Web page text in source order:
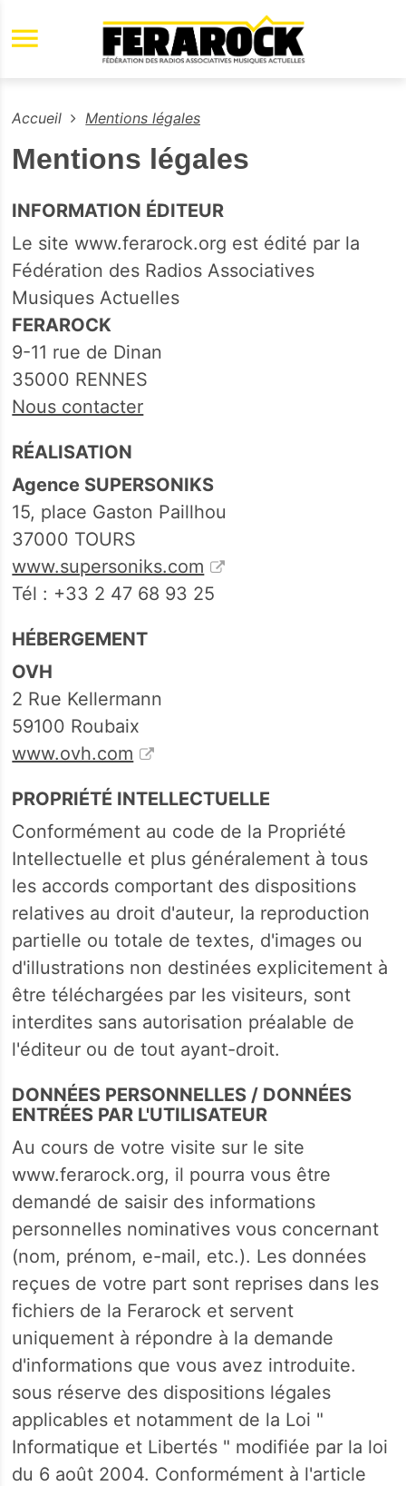
Aller au contenu principal
Accueil Mentions légales
Mentions légales
INFORMATION ÉDITEUR
Le site www.ferarock.org est édité par la
Fédération des Radios Associatives
Musiques Actuelles
FERAROCK
9-11 rue de Dinan
35000 RENNES
Nous contacter
RÉALISATION
Agence SUPERSONIKS
15, place Gaston Paillhou
37000 TOURS
www.supersoniks.com
Tél : +33 2 47 68 93 25
HÉBERGEMENT
OVH
2 Rue Kellermann
59100 Roubaix
www.ovh.com
PROPRIÉTÉ INTELLECTUELLE
Conformément au code de la Propriété
Intellectuelle et plus généralement à tous
les accords comportant des dispositions
relatives au droit d'auteur, la reproduction
partielle ou totale de textes, d'images ou
d'illustrations non destinées explicitement à
être téléchargées par les visiteurs, sont
interdites sans autorisation préalable de
l'éditeur ou de tout ayant-droit.
DONNÉES PERSONNELLES / DONNÉES
ENTRÉES PAR L'UTILISATEUR
Au cours de votre visite sur le site
www.ferarock.org, il pourra vous être
demandé de saisir des informations
personnelles nominatives vous concernant
(nom, prénom, e-mail, etc.). Les données
reçues de votre part sont reprises dans les
fichiers de la Ferarock et servent
uniquement à répondre à la demande
d'informations que vous avez introduite.
sous réserve des dispositions légales
applicables et notamment de la Loi "
Informatique et Libertés " modifiée par la loi
du 6 août 2004. Conformément à l'article